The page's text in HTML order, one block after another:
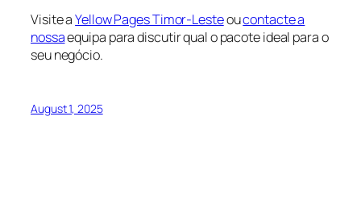
Visite aYellow Pages Timor-Lesteoucontacte a
nossaequipa para discutir qual o pacote ideal para o
seu negócio.
August 1, 2025